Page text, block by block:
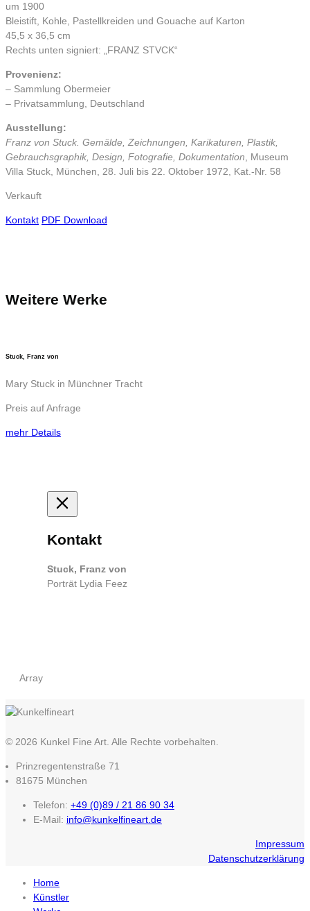
um 1900
Bleistift, Kohle, Pastellkreiden und Gouache auf Karton
45,5 x 36,5 cm
Rechts unten signiert: „FRANZ STVCK“
Provenienz:
– Sammlung Obermeier
– Privatsammlung, Deutschland
Ausstellung:
Franz von Stuck. Gemälde, Zeichnungen, Karikaturen, Plastik,
Gebrauchsgraphik, Design, Fotografie, Dokumentation , Museum
Villa Stuck, München, 28. Juli bis 22. Oktober 1972, Kat.-Nr. 58
Verkauft
Kontakt PDF Download
Weitere Werke
Stuck, Franz von
Mary Stuck in Münchner Tracht
Preis auf Anfrage
mehr Details
Kontakt
Stuck, Franz von
Porträt Lydia Feez
Array
© 2026 Kunkel Fine Art. Alle Rechte vorbehalten.
Prinzregentenstraße 71
81675 München
Telefon: +49 (0)89 / 21 86 90 34
E-Mail: info@kunkelfineart.de
Impressum
Datenschutzerklärung
Home
Künstler